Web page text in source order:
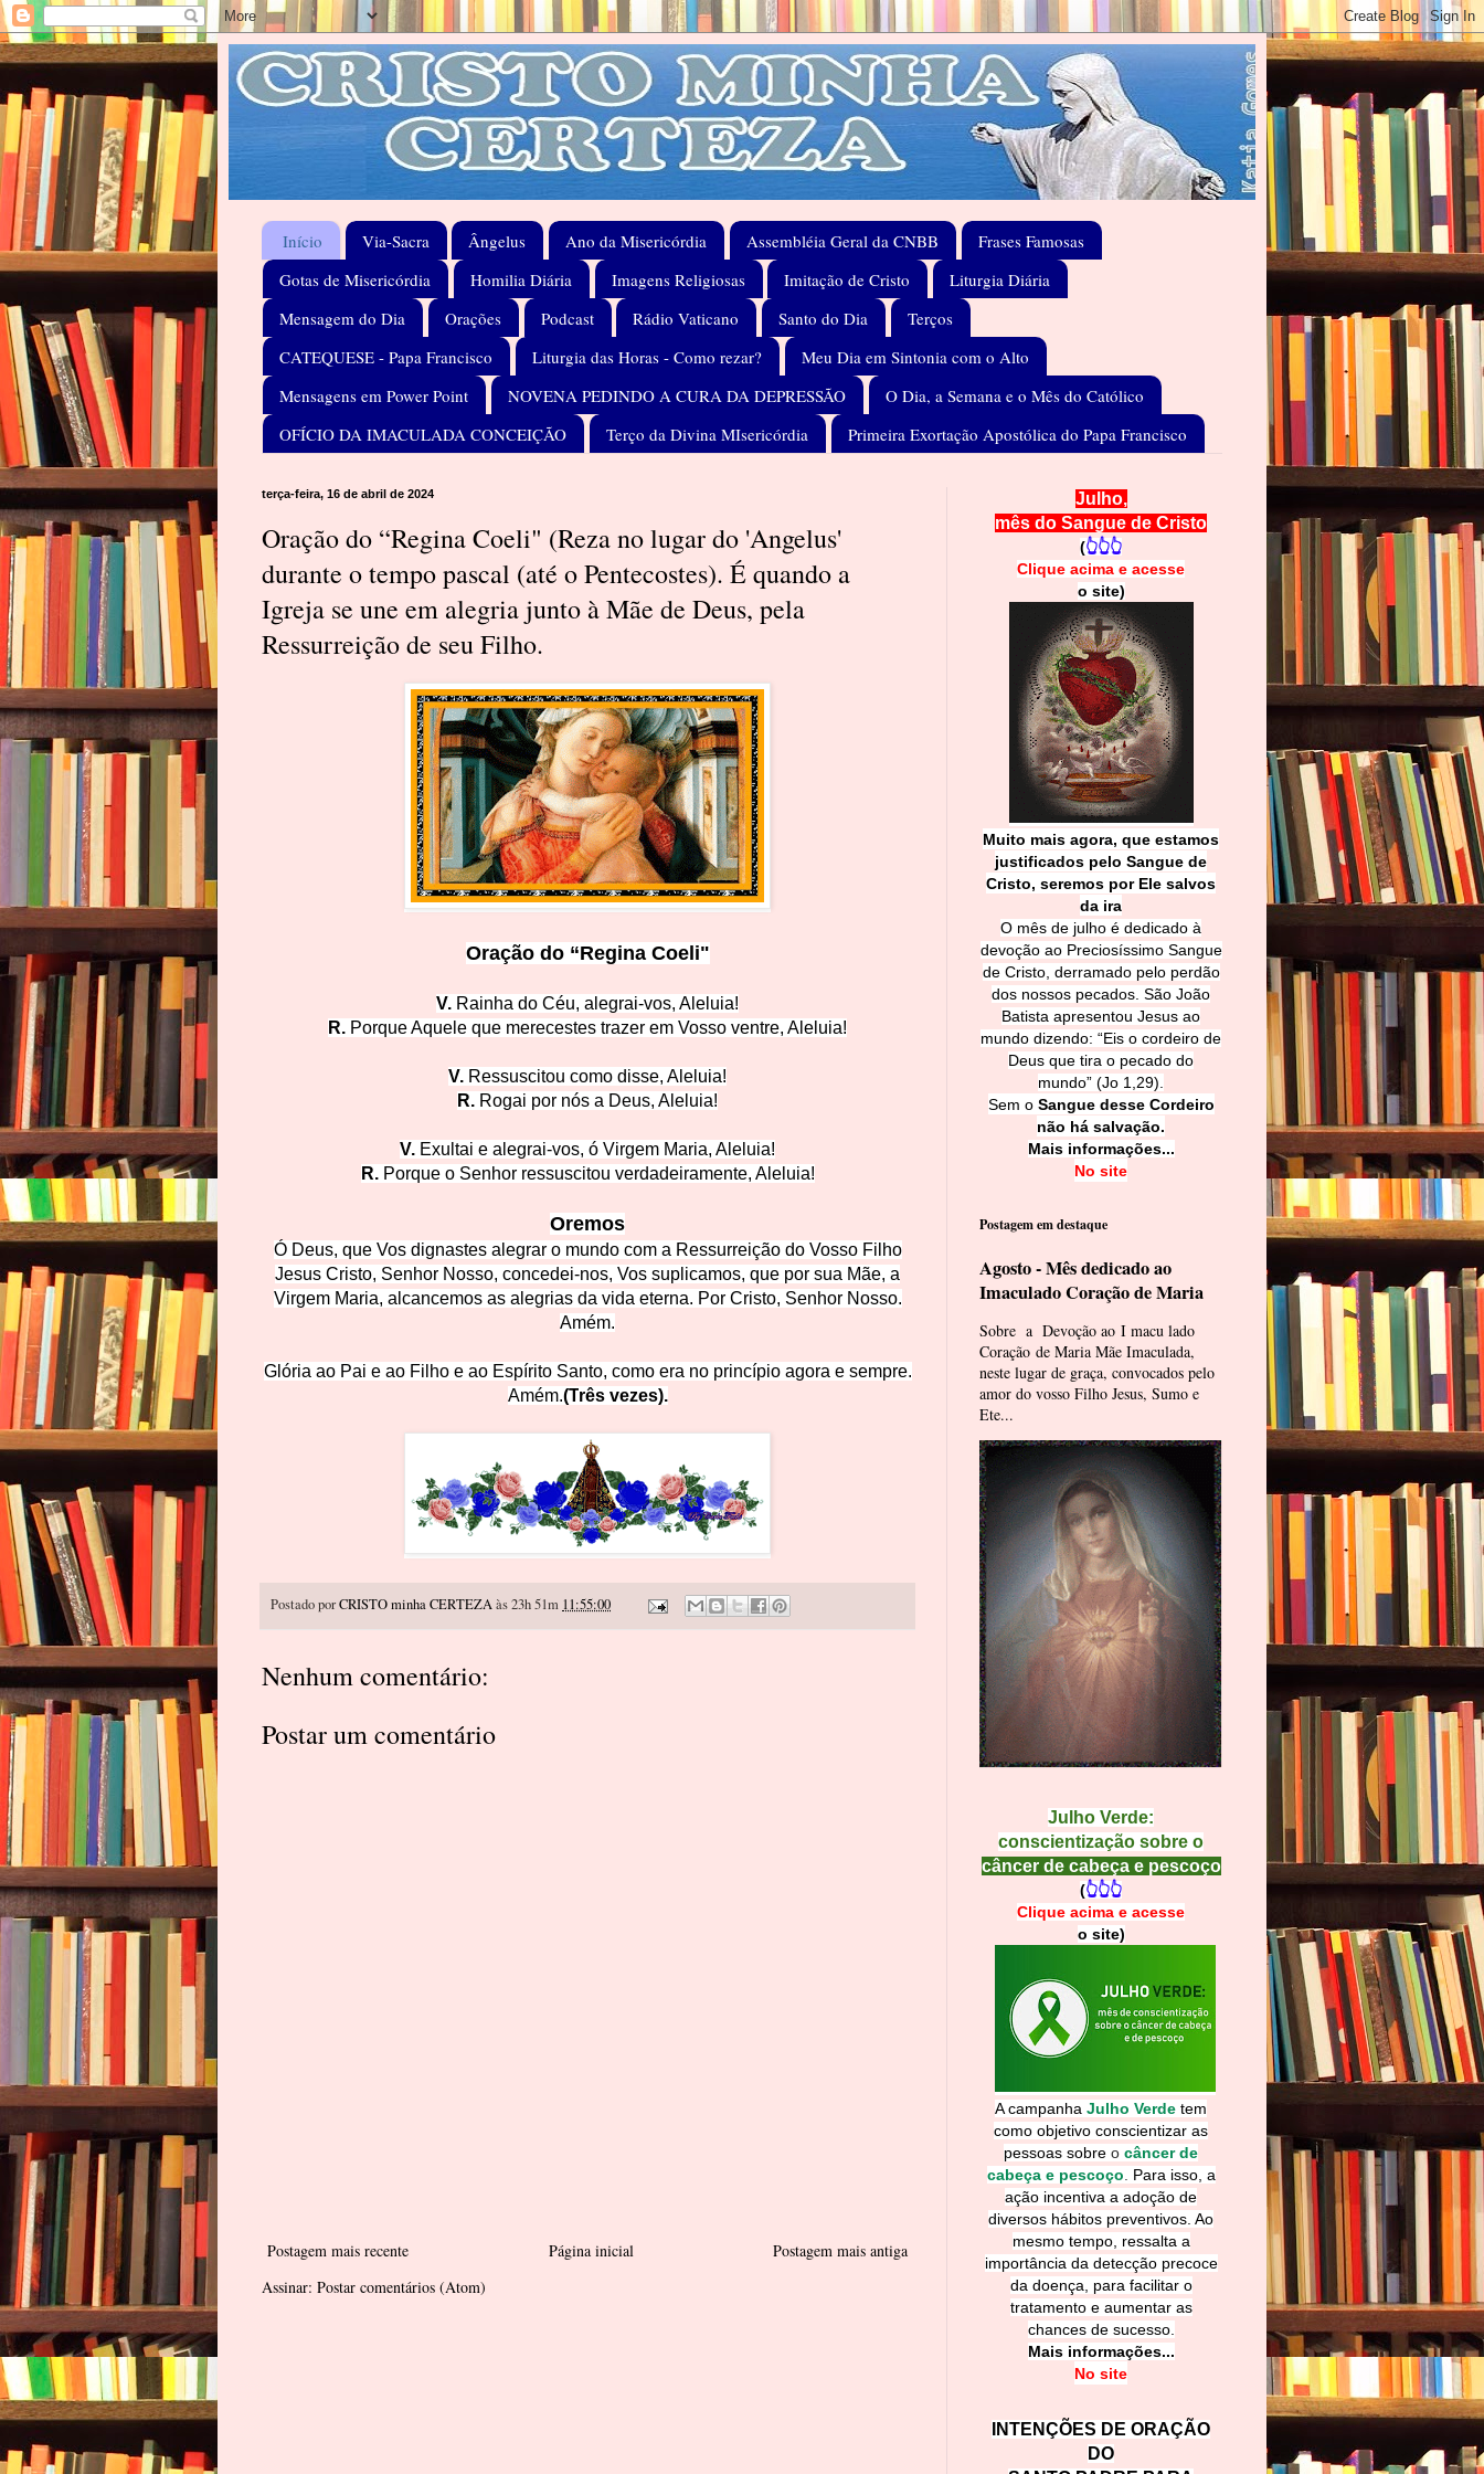
Início Via-Sacra Ângelus Ano da Misericórdia Assembléia Geral da CNBB
Frases Famosas
Gotas de Misericórdia
Homilia Diária Imagens Religiosas Imitação de Cristo
Liturgia Diária
Mensagem do Dia
Orações Podcast Rádio Vaticano Santo do Dia
Terços
CATEQUESE - Papa Francisco
Liturgia das Horas - Como rezar?
Meu Dia em Sintonia com o Alto
Mensagens em Power Point
NOVENA PEDINDO A CURA DA DEPRESSÃO
O Dia, a Semana e o Mês do Católico
OFÍCIO DA IMACULADA CONCEIÇÃO
Terço da Divina MIsericórdia Primeira Exortação Apostólica do Papa Francisco
terça-feira, 16 de abril de 2024
Oração do “Regina Coeli" (Reza no lugar do 'Angelus'
durante o tempo pascal (até o Pentecostes). É quando a
Igreja se une em alegria junto à Mãe de Deus, pela
Ressurreição de seu Filho.
Oração do “Regina Coeli"
V. Rainha do Céu, alegrai-vos, Aleluia!
R. Porque Aquele que merecestes trazer em Vosso ventre, Aleluia!
V. Ressuscitou como disse, A leluia!
R. Rogai por nós a Deus, Aleluia!
V. Exultai e alegrai-vos, ó Virgem Maria, Aleluia!
R. Porque o Senhor ressuscitou verdadeiramente, Aleluia!
Oremos
Ó Deus, que Vos dignastes alegrar o mundo com a Ressurreição do Vosso Filho
Jesus Cristo, Senhor Nosso, concedei-nos, Vos suplicamos, que por sua Mãe, a
Virgem Maria, alcancemos as alegrias da vida eterna. Por Cristo, Senhor Nosso.
Amém.
Glória ao Pai e ao Filho e ao Espírito Santo, como era no princípio agora e sempre.
Amém.(Três vezes).
Postado porCRISTO minha CERTEZAàs 23h 51m 11:55:00
Nenhum comentário:
Postar um comentário
Postagem mais recente Postagem mais antiga
Página inicial
Assinar: Postar comentários (Atom)
Julho,
mês do Sangue de Cristo
(👆👆👆
Clique acima e acesse
o site)
Muito mais agora, que estamos
justificados pelo Sangue de
Cristo, seremos por Ele salvos
da ira
O mês de julho é dedicado à
devoção ao Preciosíssimo Sangue
de Cristo, derramado pelo perdão
dos nossos pecados. São João
Batista apresentou Jesus ao
mundo dizendo: “Eis o cordeiro de
Deus que tira o pecado do
mundo” (Jo 1,29).
Sem o Sangue desse Cordeiro
não há salvação.
Mais informações...
No site
Postagem em destaque
Agosto - Mês dedicado ao
Imaculado Coração de Maria
Sobre a Devoção ao I macu lado
Coração de Maria Mãe Imaculada,
neste lugar de graça, convocados pelo
amor do vosso Filho Jesus, Sumo e
Ete...
Julho Verde:
conscientização sobre o
câncer de cabeça e pescoço
(👆👆👆
Clique acima e acesse
o site)
A campanha Julho Verde tem
como objetivo conscientizar as
pessoas sobre o câncer de
cabeça e pescoço
Para isso, a
ação incentiva a adoção de
diversos hábitos preventivos. Ao
mesmo tempo, ressalta a
importância da detecção precoce
da doença, para facilitar o
tratamento e aumentar as
chances de sucesso.
Mais informações...
No site
INTENÇÕES DE ORAÇÃO
DO